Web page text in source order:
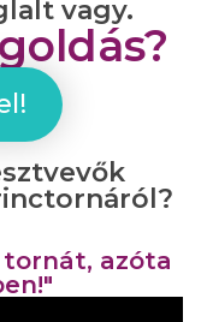
vagy.
azóta